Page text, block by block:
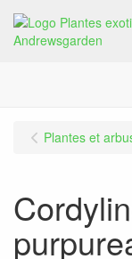
Plantes et